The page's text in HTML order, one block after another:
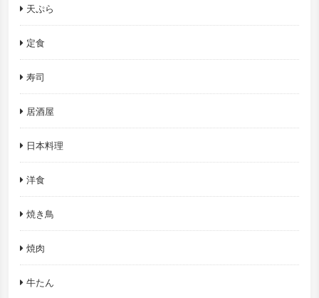
天ぷら
定食
寿司
居酒屋
日本料理
洋食
焼き鳥
焼肉
牛たん